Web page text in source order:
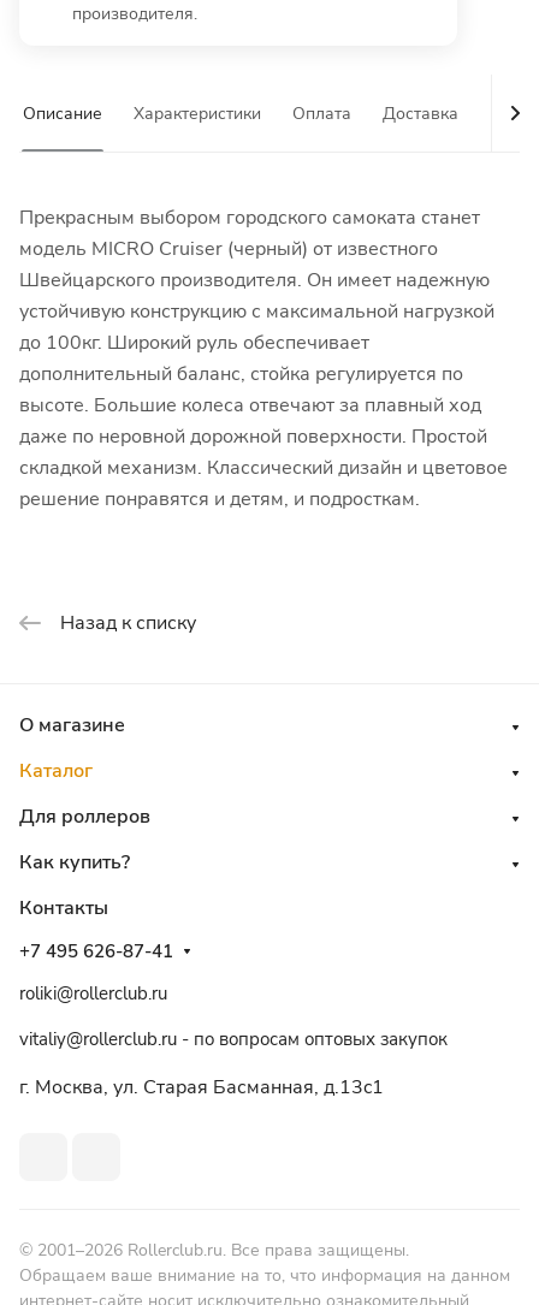
производителя.
Описание Характеристики Оплата Доставка
Прекрасным выбором городского самоката станет
модель MICRO Cruiser (черный) от известного
Швейцарского производителя. Он имеет надежную
устойчивую конструкцию с максимальной нагрузкой
до 100кг. Широкий руль обеспечивает
дополнительный баланс, стойка регулируется по
высоте. Большие колеса отвечают за плавный ход
даже по неровной дорожной поверхности. Простой
складкой механизм. Классический дизайн и цветовое
решение понравятся и детям, и подросткам.
Назад к списку
О магазине
Каталог
Для роллеров
Как купить?
Контакты
+7 495 626-87-41
roliki@rollerclub.ru
vitaliy@rollerclub.ru - по вопросам оптовых закупок
г. Москва, ул. Старая Басманная, д.13c1
© 2001–2026 Rollerclub.ru. Все права защищены.
Обращаем ваше внимание на то, что информация на данном